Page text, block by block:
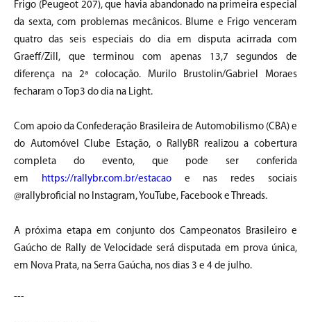
Frigo (Peugeot 207), que havia abandonado na primeira especial
da sexta, com problemas mecânicos. Blume e Frigo venceram
quatro das seis especiais do dia em disputa acirrada com
Graeff/Zill, que terminou com apenas 13,7 segundos de
diferença na 2ª colocação. Murilo Brustolin/Gabriel Moraes
fecharam o Top3 do dia na Light.
Com apoio da Confederação Brasileira de Automobilismo (CBA) e
do Automóvel Clube Estação, o RallyBR realizou a cobertura
completa do evento, que pode ser conferida
em
https://rallybr.com.br/estacaoe nas redes sociais
@rallybroficial no Instagram, YouTube, Facebook e Threads.
A próxima etapa em conjunto dos Campeonatos Brasileiro e
Gaúcho de Rally de Velocidade será disputada em prova única,
em Nova Prata, na Serra Gaúcha, nos dias 3 e 4 de julho.
---